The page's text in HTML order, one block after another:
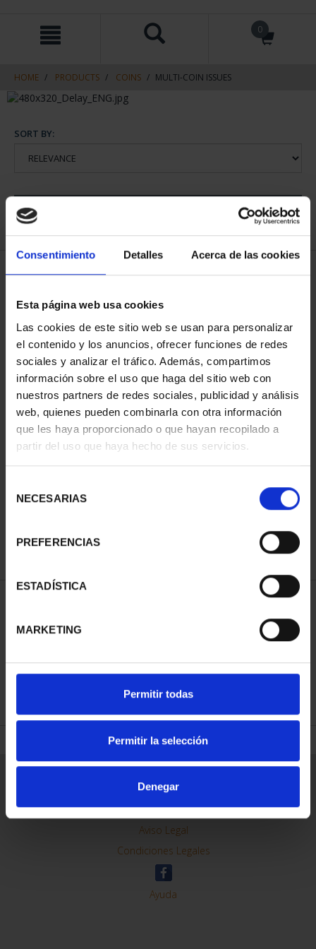
Consentimiento Detalles Acerca de las cookies
Esta página web usa cookies
Las cookies de este sitio web se usan para personalizar
el contenido y los anuncios, ofrecer funciones de redes
sociales y analizar el tráfico. Además, compartimos
información sobre el uso que haga del sitio web con
nuestros partners de redes sociales, publicidad y análisis
web, quienes pueden combinarla con otra información
que les haya proporcionado o que hayan recopilado a
partir del uso que haya hecho de sus servicios.
NECESARIAS
PREFERENCIAS
ESTADÍSTICA
MARKETING
Permitir todas
Permitir la selección
Denegar
navigation
0
HOME PRODUCTS COINS MULTI-COIN ISSUES
SORT BY:
1 Products found
€595.00
REFINE
Contacto
Preguntas Frequentes (FAQs)
Aviso Legal
Condiciones Legales
Ayuda